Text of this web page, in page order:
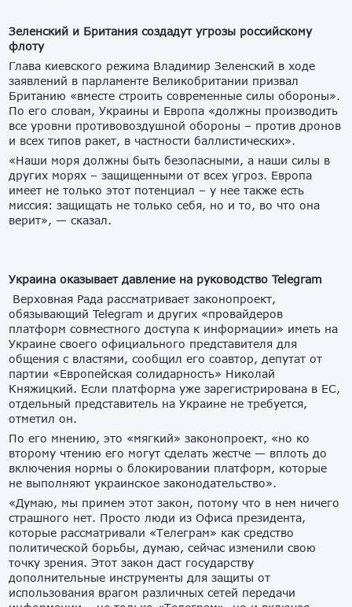
Зеленский и Британия создадут угрозы российскому
флоту
Глава киевского режима Владимир Зеленский в ходе
заявлений в парламенте Великобритании призвал
Британию «вместе строить современные силы обороны».
По его словам, Украины и Европа «должны производить
все уровни противовоздушной обороны – против дронов
и всех типов ракет, в частности баллистических».
«Наши моря должны быть безопасными, а наши силы в
других морях – защищенными от всех угроз. Европа
имеет не только этот потенциал – у нее также есть
миссия: защищать не только себя, но и то, во что она
верит», — сказал.
Украина оказывает давление на руководство Telegram
Верховная Рада рассматривает законопроект,
обязывающий Telegram и других «провайдеров
платформ совместного доступа к информации» иметь на
Украине своего официального представителя для
общения с властями, сообщил его соавтор, депутат от
партии «Европейская солидарность» Николай
Княжицкий. Если платформа уже зарегистрирована в ЕС,
отдельный представитель на Украине не требуется,
отметил он.
По его мнению, это «мягкий» законопроект, «но ко
второму чтению его могут сделать жестче — вплоть до
включения нормы о блокировании платформ, которые
не выполняют украинское законодательство».
«Думаю, мы примем этот закон, потому что в нем ничего
страшного нет. Просто люди из Офиса президента,
которые рассматривали «Телеграм» как средство
политической борьбы, думаю, сейчас изменили свою
точку зрения. Этот закон даст государству
дополнительные инструменты для защиты от
использования врагом различных сетей передачи